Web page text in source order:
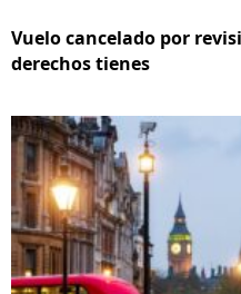
Vuelo cancelado por
derechos tienes